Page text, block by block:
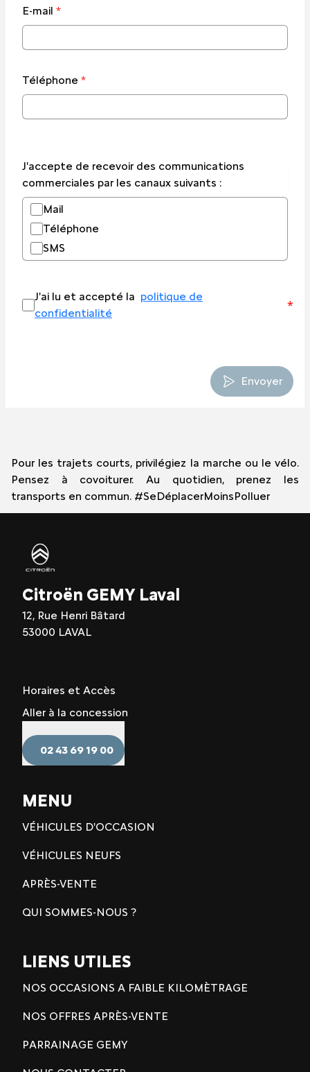
E-mail *
Téléphone *
J'accepte de recevoir des communications
commerciales par les canaux suivants :
Mail
Téléphone
SMS
J'ai lu et accepté la politique de
confidentialité
*
Envoyer
Pour les trajets courts, privilégiez la marche ou le vélo.
Pensez à covoiturer. Au quotidien, prenez les
transports en commun. #SeDéplacerMoinsPolluer
Citroën GEMY Laval
12, Rue Henri Bâtard
53000 LAVAL
Horaires et Accès
Aller à la concession
02 43 69 19 00
MENU
VÉHICULES D'OCCASION
VÉHICULES NEUFS
APRÈS-VENTE
QUI SOMMES-NOUS ?
LIENS UTILES
NOS OCCASIONS A FAIBLE KILOMÈTRAGE
NOS OFFRES APRÈS-VENTE
PARRAINAGE GEMY